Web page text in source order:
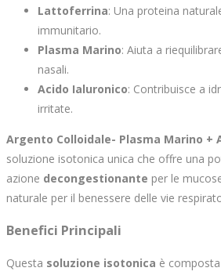
Lattoferrina: Una proteina
immunitario.
Plasma Marino: Aiuta a
nasali.
Acido Ialuronico: Contribuisce a
irritate.
Argento Colloidale- Plasma Marino +
soluzione isotonica unica che offre una
azione decongestionante per le
naturale per il benessere delle vie
Benefici Principali
Questa soluzione isotonica è